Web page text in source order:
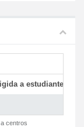
a estudiantes)
centros